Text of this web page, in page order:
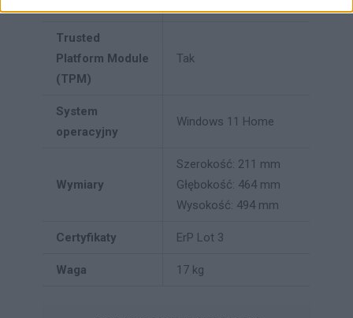
Trusted
Platform Module
(TPM)
Tak
System
operacyjny
Windows 11 Home
Wymiary
Szerokość: 211 mm
Głębokość: 464 mm
Wysokość: 494 mm
Certyfikaty ErP Lot 3
Waga 17 kg